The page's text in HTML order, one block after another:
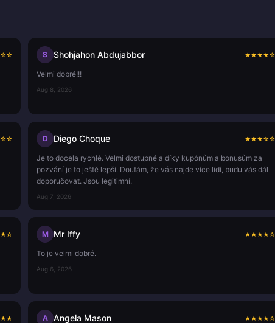
☆☆ S Shohjahon Abdujabbor ★★★★☆
Velmi dobré!!!
Aug 8, 2026
☆☆ D Diego Choque ★★★☆☆
Je to docela rychlé. Velmi dostupné a díky kupónům a bonusům za
pozvání je to ještě lepší. Doufám, že vás najde více lidí, budu vás dál
doporučovat. Jsou legitimní.
Aug 7, 2026
★☆ M Mr Iffy ★★★★☆
To je velmi dobré.
Aug 6, 2026
★★ A Angela Mason ★★★★☆